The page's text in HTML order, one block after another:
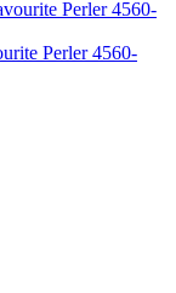
Perler 4560-